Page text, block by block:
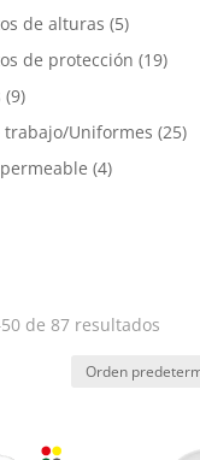
de alturas 55
productos
de protección 1919
99
productos
trabajo/Uniformes 2525
44
de 87 resultados